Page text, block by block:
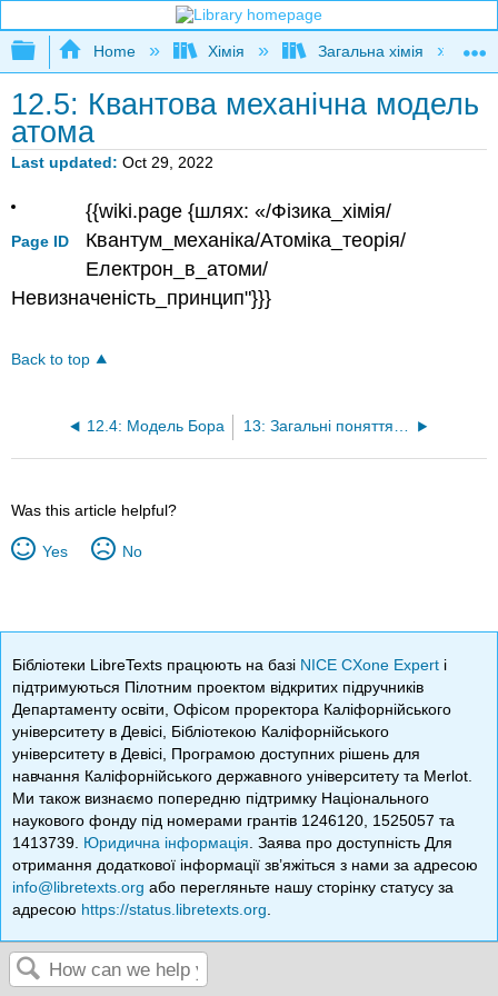
Expand/collapse global hierarchy
Home Хімія Загальна хімія
12.5: Квантова механічна модель
атома
Last updated Oct 29, 2022
Page ID
{{wiki.page {шлях: «/Фізика_хімія/
Квантум_механіка/Атоміка_теорія/
Електрон_в_атоми/
Невизначеність_принцип"}}}
Back to top
12.4: Модель Бора 13: Загальні поняття склеювання
Was this article helpful?
Yes No
Бібліотеки LibreTexts працюють на базі NICE CXone Expert і
підтримуються Пілотним проектом відкритих підручників
Департаменту освіти, Офісом проректора Каліфорнійського
університету в Девісі, Бібліотекою Каліфорнійського
університету в Девісі, Програмою доступних рішень для
навчання Каліфорнійського державного університету та Merlot.
Ми також визнаємо попередню підтримку Національного
наукового фонду під номерами грантів 1246120, 1525057 та
1413739. Юридична інформація . Заява про доступність Для
отримання додаткової інформації зв’яжіться з нами за адресою
info@libretexts.org або перегляньте нашу сторінку статусу за
адресою https://status.libretexts.org